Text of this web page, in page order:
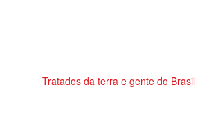
Tratados da terra e gente do Brasil